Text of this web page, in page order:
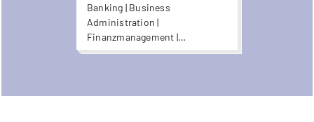
Banking | Business
Administration |
Finanzmanagement |
Wirtschaft